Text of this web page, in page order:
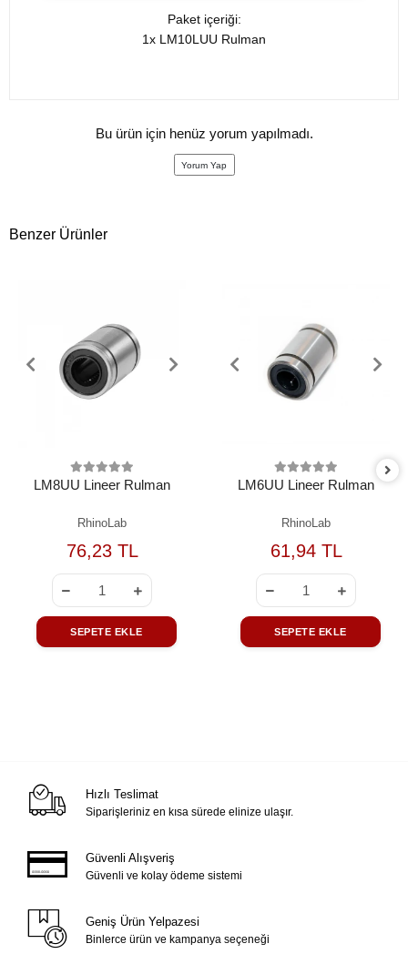
Paket içeriği:
1x LM10LUU Rulman
Bu ürün için henüz yorum yapılmadı.
Yorum Yap
Benzer Ürünler
LM8UU Lineer Rulman
RhinoLab
76,23 TL
SEPETE EKLE
LM6UU Lineer Rulman
RhinoLab
61,94 TL
SEPETE EKLE
Hızlı Teslimat
Siparişleriniz en kısa sürede elinize ulaşır.
Güvenli Alışveriş
Güvenli ve kolay ödeme sistemi
Geniş Ürün Yelpazesi
Binlerce ürün ve kampanya seçeneği